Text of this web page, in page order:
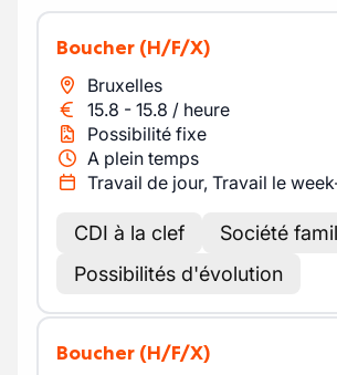
Boucher (H/F/X)
Bruxelles
15.8 - 15.8 / heure
Possibilité fixe
A plein temps
Travail de jour, Travail le
CDI à la clef
Société
Possibilités d'évolution
Boucher (H/F/X)